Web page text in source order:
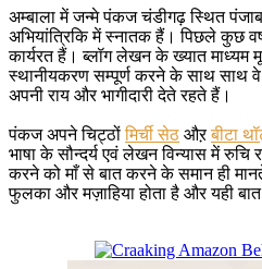
अम्बाला में जन्मे पंकज चंडीगढ़ स्थित
अभियांत्रिकि में स्नातक हैं। पिछले कुछ
कार्यरत हैं। ब्लॉग लेखन के ख्यात माध्यम
स्थानीयकरण सम्पूर्ण करने के साथ साथ वे
अपनी राय और भागीदारी देते रहते हैं।
पंकज अपने चिट्ठोंमिर्ची सेठ औऱबीटा
भाषा के सौन्दर्य एवं लेखन विन्यास में
करने को माँ से बात करने के समान ही
फुलका और मज़ाहिया होता है और यही बात